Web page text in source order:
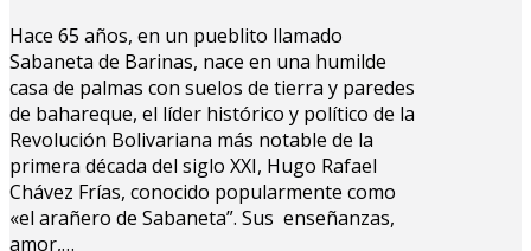
Hace 65 años, en un pueblito llamado
Sabaneta de Barinas, nace en una humilde
casa de palmas con suelos de tierra y paredes
de bahareque, el líder histórico y político de la
Revolución Bolivariana más notable de la
primera década del siglo XXI, Hugo Rafael
Chávez Frías, conocido popularmente como
«el arañero de Sabaneta”. Sus enseñanzas,
amor,…